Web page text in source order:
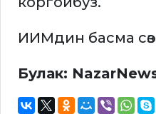
ИИМдин басма
Булак: